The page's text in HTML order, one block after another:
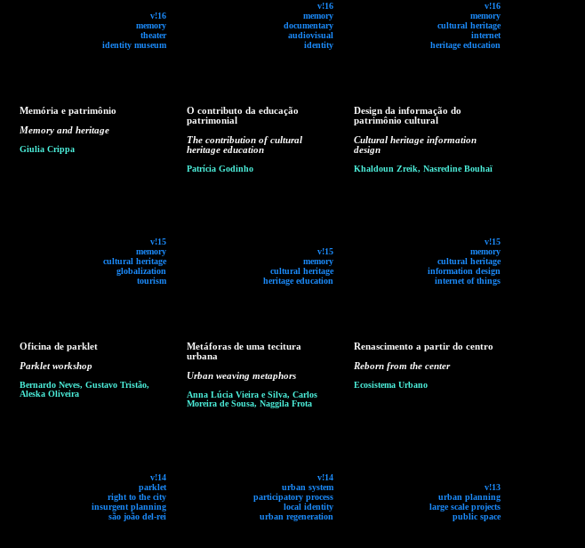
v!16
memory
theater
identity museum
v!16
memory
documentary
audiovisual
identity
v!16
memory
cultural heritage
internet
heritage education
Memória e patrimônio
Memory and heritage
Giulia Crippa
v!15
memory
cultural heritage
globalization
tourism
O contributo da educação
patrimonial
The contribution of cultural
heritage education
Patrícia Godinho
v!15
memory
cultural heritage
heritage education
Design da informação do
patrimônio cultural
Cultural heritage information
design
Khaldoun Zreik, Nasredine Bouhaï
v!15
memory
cultural heritage
information design
internet of things
Oficina de parklet
Parklet workshop
Bernardo Neves, Gustavo Tristão,
Aleska Oliveira
v!14
parklet
right to the city
insurgent planning
são joão del-rei
Metáforas de uma tecitura
urbana
Urban weaving metaphors
Anna Lúcia Vieira e Silva, Carlos
Moreira de Sousa, Naggila Frota
v!14
urban system
participatory process
local identity
urban regeneration
Renascimento a partir do centro
Reborn from the center
Ecosistema Urbano
v!13
urban planning
large scale projects
public space